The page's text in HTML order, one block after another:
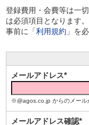
登録費用・会費等は一
は必須項目となります。
事前に「 利用規約 」を
メールアドレス*
※@agos.co.jp からのメール
メールアドレス確認*